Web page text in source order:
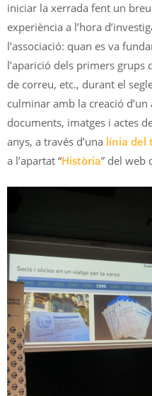
iniciar la xerrada fent un
experiència a l’hora
l’associació: quan es va
l’aparició dels primers grups
de correu, etc., durant el
culminar amb la creació
documents, imatges i actes
anys, a través d’una línia del
a l’apartat “Història” del web